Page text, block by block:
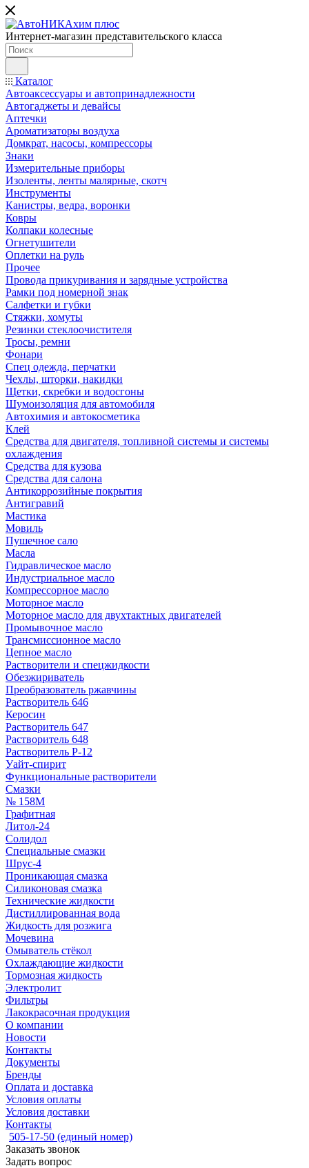
Интернет-магазин представительского класса
Каталог
Автоаксессуары и автопринадлежности
Автогаджеты и девайсы
Аптечки
Ароматизаторы воздуха
Домкрат, насосы, компрессоры
Знаки
Измерительные приборы
Изоленты, ленты малярные, скотч
Инструменты
Канистры, ведра, воронки
Ковры
Колпаки колесные
Огнетушители
Оплетки на руль
Прочее
Провода прикуривания и зарядные устройства
Рамки под номерной знак
Салфетки и губки
Стяжки, хомуты
Резинки стеклоочистителя
Тросы, ремни
Фонари
Спец одежда, перчатки
Чехлы, шторки, накидки
Щетки, скребки и водосгоны
Шумоизоляция для автомобиля
Автохимия и автокосметика
Клей
Средства для двигателя, топливной системы и системы
охлаждения
Средства для кузова
Средства для салона
Антикоррозийные покрытия
Антигравий
Мастика
Мовиль
Пушечное сало
Масла
Гидравлическое масло
Индустриальное масло
Компрессорное масло
Моторное масло
Моторное масло для двухтактных двигателей
Промывочное масло
Трансмиссионное масло
Цепное масло
Растворители и спецжидкости
Обезжириватель
Преобразователь ржавчины
Растворитель 646
Керосин
Растворитель 647
Растворитель 648
Растворитель Р-12
Уайт-спирит
Функциональные растворители
Смазки
№ 158М
Графитная
Литол-24
Солидол
Специальные смазки
Шрус-4
Проникающая смазка
Силиконовая смазка
Технические жидкости
Дистиллированная вода
Жидкость для розжига
Мочевина
Омыватель стёкол
Охлаждающие жидкости
Тормозная жидкость
Электролит
Фильтры
Лакокрасочная продукция
О компании
Новости
Контакты
Документы
Бренды
Оплата и доставка
Условия оплаты
Условия доставки
Контакты
505-17-50 (единый номер)
Заказать звонок
Задать вопрос